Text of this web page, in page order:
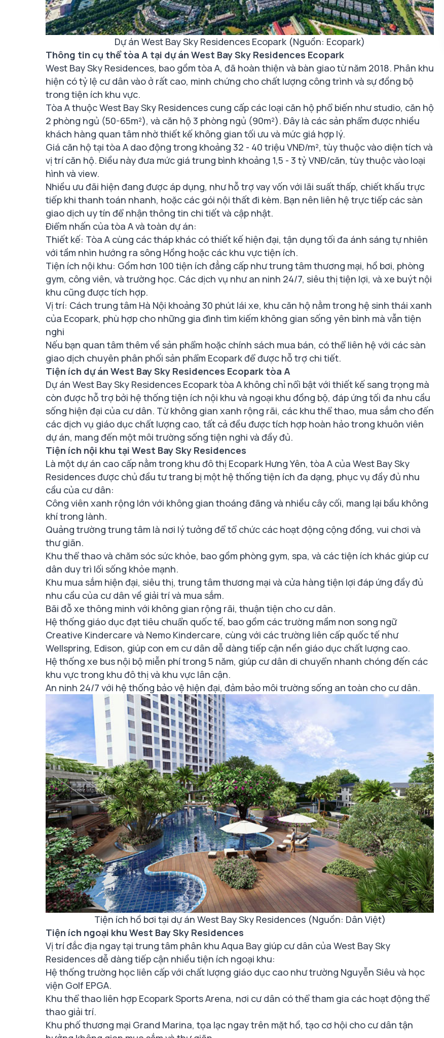
Dự án West Bay Sky Residences Ecopark (Nguồn: Ecopark)
Thông tin cụ thể tòa A tại dự án West Bay Sky Residences Ecopark
West Bay Sky Residences, bao gồm tòa A, đã hoàn thiện và bàn giao từ năm 2018. Phân khu
hiện có tỷ lệ cư dân vào ở rất cao, minh chứng cho chất lượng công trình và sự đồng bộ
trong tiện ích khu vực.
Tòa A thuộc West Bay Sky Residences cung cấp các loại căn hộ phổ biến như studio, căn hộ
2 phòng ngủ (50-65m²), và căn hộ 3 phòng ngủ (90m²). Đây là các sản phẩm được nhiều
khách hàng quan tâm nhờ thiết kế không gian tối ưu và mức giá hợp lý​.
Giá căn hộ tại tòa A dao động trong khoảng 32 - 40 triệu VNĐ/m², tùy thuộc vào diện tích và
vị trí căn hộ. Điều này đưa mức giá trung bình khoảng 1,5 - 3 tỷ VNĐ/căn, tùy thuộc vào loại
hình và view​.
Nhiều ưu đãi hiện đang được áp dụng, như hỗ trợ vay vốn với lãi suất thấp, chiết khấu trực
tiếp khi thanh toán nhanh, hoặc các gói nội thất đi kèm. Bạn nên liên hệ trực tiếp các sàn
giao dịch uy tín để nhận thông tin chi tiết và cập nhật​.
Điểm nhấn của tòa A và toàn dự án:
Thiết kế: Tòa A cùng các tháp khác có thiết kế hiện đại, tận dụng tối đa ánh sáng tự nhiên
với tầm nhìn hướng ra sông Hồng hoặc các khu vực tiện ích.
Tiện ích nội khu: Gồm hơn 100 tiện ích đẳng cấp như trung tâm thương mại, hồ bơi, phòng
gym, công viên, và trường học. Các dịch vụ như an ninh 24/7, siêu thị tiện lợi, và xe buýt nội
khu cũng được tích hợp.
Vị trí: Cách trung tâm Hà Nội khoảng 30 phút lái xe, khu căn hộ nằm trong hệ sinh thái xanh
của Ecopark, phù hợp cho những gia đình tìm kiếm không gian sống yên bình mà vẫn tiện
nghi​
Nếu bạn quan tâm thêm về sản phẩm hoặc chính sách mua bán, có thể liên hệ với các sàn
giao dịch chuyên phân phối sản phẩm Ecopark để được hỗ trợ chi tiết.
Tiện ích dự án West Bay Sky Residences Ecopark tòa A
Dự án West Bay Sky Residences Ecopark tòa A không chỉ nổi bật với thiết kế sang trọng mà
còn được hỗ trợ bởi hệ thống tiện ích nội khu và ngoại khu đồng bộ, đáp ứng tối đa nhu cầu
sống hiện đại của cư dân. Từ không gian xanh rộng rãi, các khu thể thao, mua sắm cho đến
các dịch vụ giáo dục chất lượng cao, tất cả đều được tích hợp hoàn hảo trong khuôn viên
dự án, mang đến một môi trường sống tiện nghi và đầy đủ.
Tiện ích nội khu tại West Bay Sky Residences
Là một dự án cao cấp nằm trong khu đô thị Ecopark Hưng Yên, tòa A của West Bay Sky
Residences được chủ đầu tư trang bị một hệ thống tiện ích đa dạng, phục vụ đầy đủ nhu
cầu của cư dân:
Công viên xanh rộng lớn với không gian thoáng đãng và nhiều cây cối, mang lại bầu không
khí trong lành.
Quảng trường trung tâm là nơi lý tưởng để tổ chức các hoạt động cộng đồng, vui chơi và
thư giãn.
Khu thể thao và chăm sóc sức khỏe, bao gồm phòng gym, spa, và các tiện ích khác giúp cư
dân duy trì lối sống khỏe mạnh.
Khu mua sắm hiện đại, siêu thị, trung tâm thương mại và cửa hàng tiện lợi đáp ứng đầy đủ
nhu cầu của cư dân về giải trí và mua sắm.
Bãi đỗ xe thông minh với không gian rộng rãi, thuận tiện cho cư dân.
Hệ thống giáo dục đạt tiêu chuẩn quốc tế, bao gồm các trường mầm non song ngữ
Creative Kindercare và Nemo Kindercare, cùng với các trường liên cấp quốc tế như
Wellspring, Edison, giúp con em cư dân dễ dàng tiếp cận nền giáo dục chất lượng cao.
Hệ thống xe bus nội bộ miễn phí trong 5 năm, giúp cư dân di chuyển nhanh chóng đến các
khu vực trong khu đô thị và khu vực lân cận.
An ninh 24/7 với hệ thống bảo vệ hiện đại, đảm bảo môi trường sống an toàn cho cư dân.
Tiện ích hồ bơi tại dự án West Bay Sky Residences (Nguồn: Dân Việt)
Tiện ích ngoại khu West Bay Sky Residences
Vị trí đắc địa ngay tại trung tâm phân khu Aqua Bay giúp cư dân của West Bay Sky
Residences dễ dàng tiếp cận nhiều tiện ích ngoại khu:
Hệ thống trường học liên cấp với chất lượng giáo dục cao như trường Nguyễn Siêu và học
viện Golf EPGA.
Khu thể thao liên hợp Ecopark Sports Arena, nơi cư dân có thể tham gia các hoạt động thể
thao giải trí.
Khu phố thương mại Grand Marina, tọa lạc ngay trên mặt hồ, tạo cơ hội cho cư dân tận